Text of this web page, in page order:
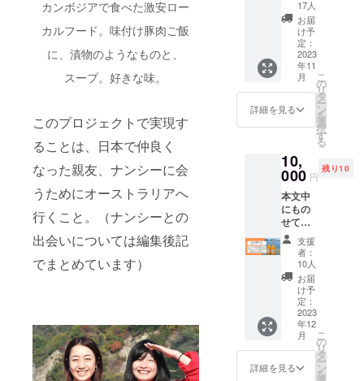
カンボジアで食べた激安ロー
カルフード。味付け豚肉ご飯
に、漬物のようなものと、
スープ。好きな味。
このプロジェクトで実現す
ることは、日本で仲良く
なった親友、ナンシーに会
うためにオーストラリアへ
行くこと。（ナンシーとの
出会いについては編集後記
でまとめています）
らに旅
の様子
SNS（
プロ
フィー
ルより
ご確認
くださ
上乗せ
支援
意）も
お待ち
してお
りま
す！ ※
メール
マガジ
ンの配
信は10
月より
開始 10
月中は2
週間に1
回配
届けし
ます。
（文章
と写
真）楽
しい？
帰りた
くなっ
てい
涙し
ちゃう
かも！
ちょっ
と独特
な文書
表現の
私のメ
ルマガ
をお楽
しみく
ださ
い！ そ
して手
紙。こ
の時代
に超ア
にもの
せてお
ります
が、今
から3年
前私は
愛媛に
ある佐
島とい
う島で
アコモ
デー
ション
（宿泊
施設の
お手伝
いをす
るかわ
りに、
無料で
宿に泊
まらせ
てもら
えるシ
ステ
ム）を
してい
17人
お届
け予
定：
2023
年11
月
詳細を見る
こ
の
リ
タ
ー
ン
を
選
択
す
る
10,
000 円
残り10
本文中
にもの
せてお
ります
が、今
から3年
前私は
愛媛に
ある佐
島とい
う島で
フリー
アコモ
デー
ション
支援
者：
10人
お届
け予
定：
2023
年12
月
詳細を見る
こ
の
リ
タ
ー
ン
を